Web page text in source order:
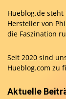
Hueblog.de
Hersteller von
die Faszination
Seit 2020 sind
Hueblog.com zu
Aktuelle